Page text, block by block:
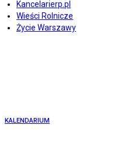
Kancelarierp.pl
Wieści Rolnicze
Życie Warszawy
KALENDARIUM